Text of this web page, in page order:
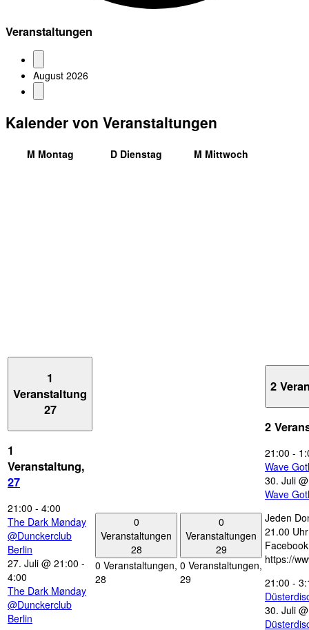
Veranstaltungen
August 2026
Kalender von Veranstaltungen
M Montag D Dienstag M Mittwoch
1
Veranstaltung
27
1
Veranstaltung,
27
21:00 - 4:00
The Dark Mønday
@Dunckerclub
Berlin
27. Juli @ 21:00 -
4:00
The Dark Mønday
@Dunckerclub
Berlin
0
Veranstaltungen
28
0 Veranstaltungen,
28
0
Veranstaltungen
29
0 Veranstaltungen,
29
2
2
21:00 -
Wave
30. Juli
Wave
Jeden
21.00
https://
21:00 -
30. Juli